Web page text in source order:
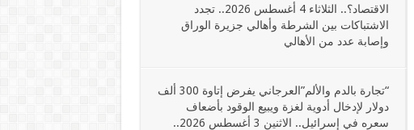
الاقتصاد؟.. الثلاثاء 4 أغسطس 2026.. تجدد
الاشتباكات بين الشرطة وأهالي جزيرة الوراق
وإصابة عدد من الأهالي
“تجارة بالدم والألم”العرجاني يفرض إتاوة 300 ألف
دولار لإدخال أدوية لغزة ويبيع الوقود بأضعاف
سعره في إسرائيل.. الاثنين 3 أغسطس 2026..